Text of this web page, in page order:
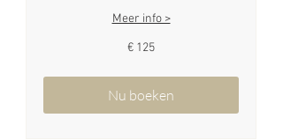
Meer info >
€ 125
Nu boeken